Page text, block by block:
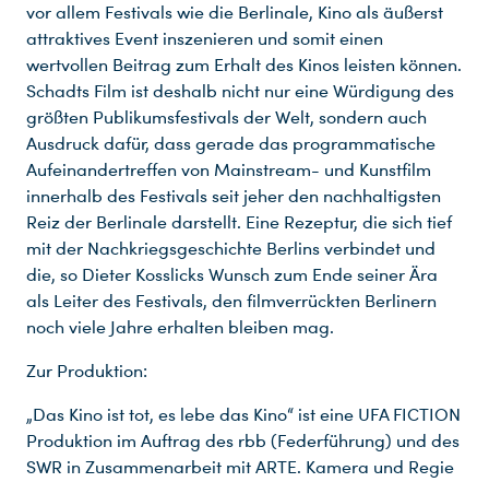
vor allem Festivals wie die Berlinale, Kino als äußerst
attraktives Event inszenieren und somit einen
wertvollen Beitrag zum Erhalt des Kinos leisten können.
Schadts Film ist deshalb nicht nur eine Würdigung des
größten Publikumsfestivals der Welt, sondern auch
Ausdruck dafür, dass gerade das programmatische
Aufeinandertreffen von Mainstream- und Kunstfilm
innerhalb des Festivals seit jeher den nachhaltigsten
Reiz der Berlinale darstellt. Eine Rezeptur, die sich tief
mit der Nachkriegsgeschichte Berlins verbindet und
die, so Dieter Kosslicks Wunsch zum Ende seiner Ära
als Leiter des Festivals, den filmverrückten Berlinern
noch viele Jahre erhalten bleiben mag.
Zur Produktion:
„Das Kino ist tot, es lebe das Kino“ ist eine UFA FICTION
Produktion im Auftrag des rbb (Federführung) und des
SWR in Zusammenarbeit mit ARTE. Kamera und Regie